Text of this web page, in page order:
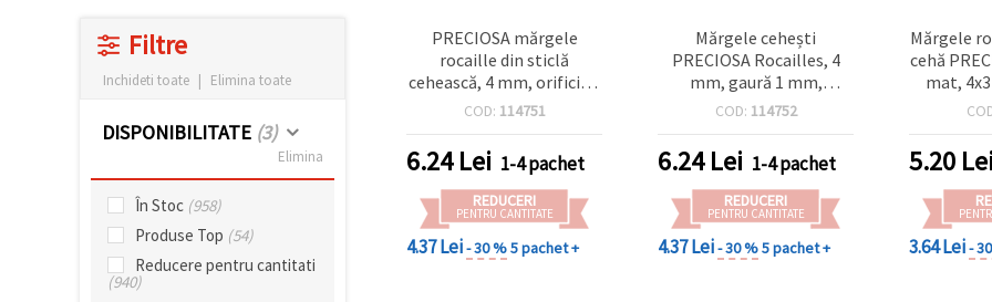
Filtre
Inchideti toate | Elimina toate
DISPONIBILITATE (3)
Elimina
În Stoc (958)
Produse Top (54)
Reducere pentru cantitati
(940)
PRECIOSA mărgele
rocaille din sticlă
cehească, 4 mm, orificiu 1
mm, translucide cu efect
10 g (±160 buc)
COD: 114751
6.24Lei 1-4 pachet
REDUCERI
PENTRU CANTITATE
4.37 Lei- 30 %5 pachet +
Mărgele cehești
PRECIOSA Rocailles, 4
mm, gaură 1 mm,
translucide perlate,
10 g (~160 buc.)
COD: 114752
6.24Lei 1-4 pachet
REDUCERI
PENTRU CANTITATE
4.37 Lei- 30 %5 pachet +
Mărgele
cehă
mat,
mm –
proiecte
20 g
5.20 Lei
3.64 Lei-